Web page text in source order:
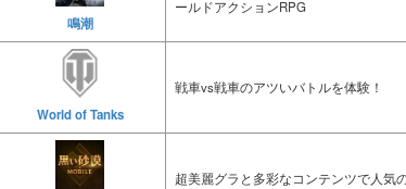
鳴潮
ールドアクションRPG
World of Tanks
戦車vs戦車のアツいバトルを体験！
超美麗グラと多彩なコンテンツで人気